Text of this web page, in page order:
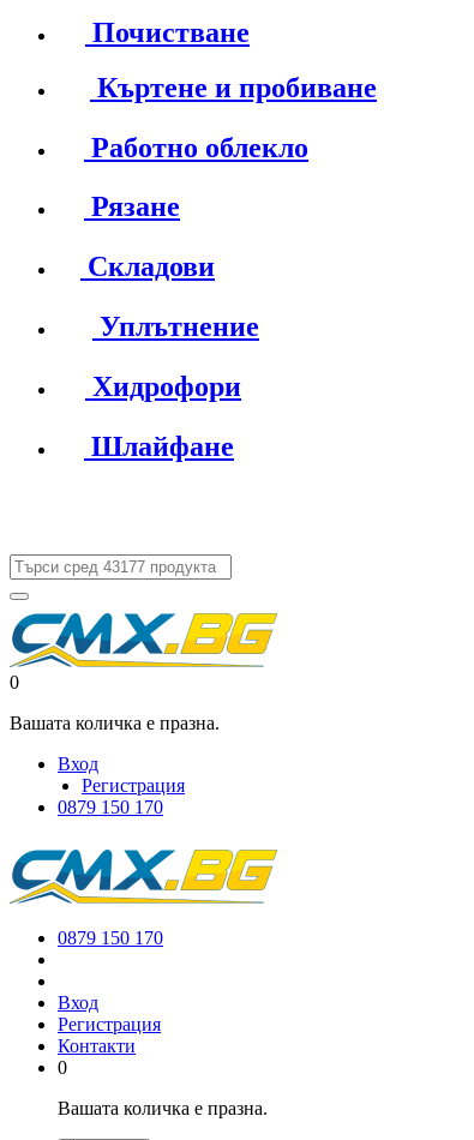
Почистване
Къртене и пробиване
Работно облекло
Рязане
Складови
Уплътнение
Хидрофори
Шлайфане
0
Вашата количка е празна.
Вход
Регистрация
0879 150 170
0879 150 170
Вход
Регистрация
Контакти
0
Вашата количка е празна.